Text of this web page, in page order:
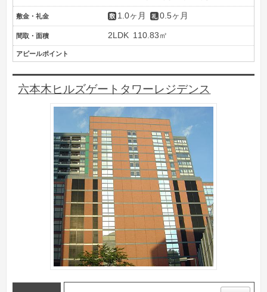
敷金・礼金 1.0ヶ月 0.5ヶ月
間取・面積 2LDK 110.83㎡
アピールポイント
六本木ヒルズゲートタワーレジデンス